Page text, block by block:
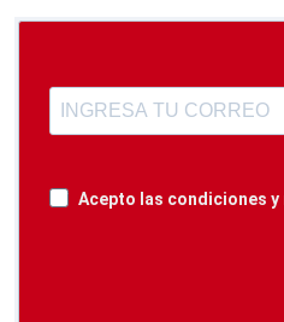
Acepto las condiciones